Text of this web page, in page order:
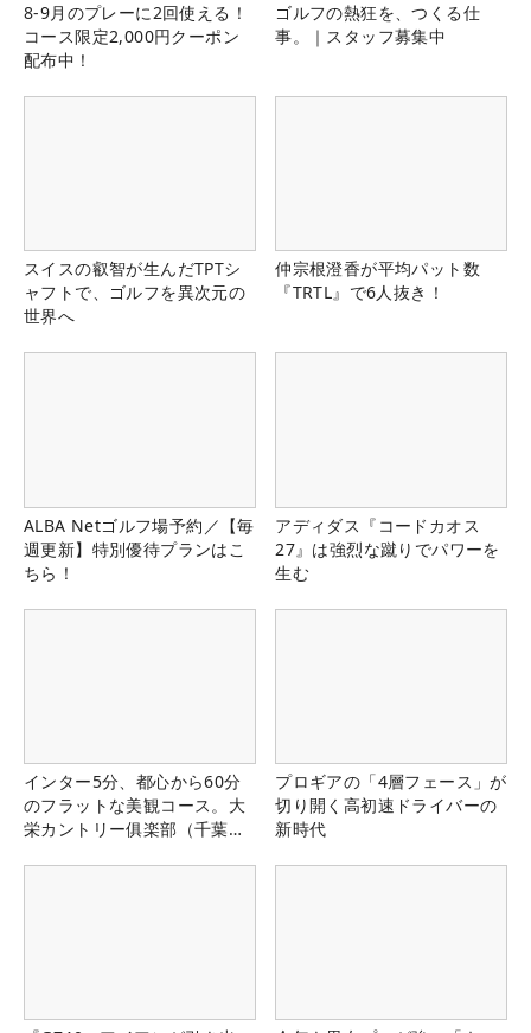
8-9月のプレーに2回使える！
コース限定2,000円クーポン
配布中！
ゴルフの熱狂を、つくる仕
事。｜スタッフ募集中
スイスの叡智が生んだTPTシ
ャフトで、ゴルフを異次元の
世界へ
仲宗根澄香が平均パット数
『TRTL』で6人抜き！
ALBA Netゴルフ場予約／【毎
週更新】特別優待プランはこ
ちら！
アディダス『コードカオス
27』は強烈な蹴りでパワーを
生む
インター5分、都心から60分
のフラットな美観コース。大
栄カントリー俱楽部（千葉
プロギアの「4層フェース」が
切り開く高初速ドライバーの
新時代